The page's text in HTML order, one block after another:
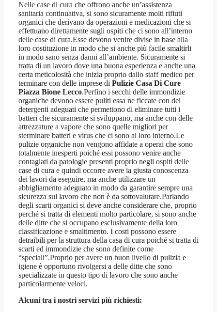
Nelle case di cura che offrono anche un’assistenza
sanitaria continuativa, si sono sicuramente molti rifiuti
organici che derivano da operazioni e medicazioni che si
effettuano direttamente sugli ospiti che ci sono all’interno
delle case di cura.Esse devono venire divise in base alla
loro costituzione in modo che si anche più facile smaltirli
in modo sano senza danni all’ambiente. Sicuramente si
tratta di un lavoro dove una buona esperienza e anche una
certa meticolosità che inizia proprio dallo staff medico per
terminare con delle imprese di Pulizie Casa Di Cure
Piazza Bione Lecco.Perfino i secchi delle immondizie
organiche devono essere puliti essa ne ficcate con dei
detergenti adeguati che permettono di eliminare tutti i
batteri che sicuramente si sviluppano, ma anche con delle
attrezzature a vapore che sono quelle migliori per
sterminare batteri e virus che ci sono al loro interno.Le
pulizie organiche non vengono affidate a operai che sono
totalmente inesperti poiché essi possono venire anche
contagiati da patologie presenti proprio negli ospiti delle
case di cura e quindi occorre avere la giusta conoscenza
dei lavori da eseguire, ma anche utilizzare un
abbigliamento adeguato in modo da garantire sempre una
sicurezza sul lavoro che non è da sottovalutare.Parlando
degli scarti organici si deve anche considerare che, proprio
perché si tratta di elementi molto particolare, si sono anche
delle ditte che si occupano esclusivamente della loro
classificazione e smaltimento. I costi possono essere
detraibili per la struttura della casa di cura poiché si tratta di
scarti ed immondizie che sono definite come
“speciali”.Proprio per avere un buon livello di pulizia e
igiene è opportuno rivolgersi a delle ditte che sono
specializzate in questo tipo di lavoro che sono anche
particolarmente veloci.
Alcuni tra i nostri servizi più richiesti: